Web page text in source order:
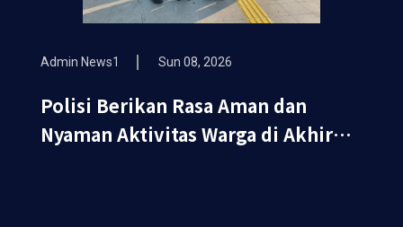
Admin News1 Sun 08, 2026
Polisi Berikan Rasa Aman dan
Nyaman Aktivitas Warga di Akhir